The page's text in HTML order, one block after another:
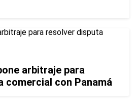
arbitraje para
comercial con Panamá